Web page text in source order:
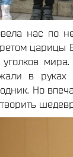
нас по
в
Но